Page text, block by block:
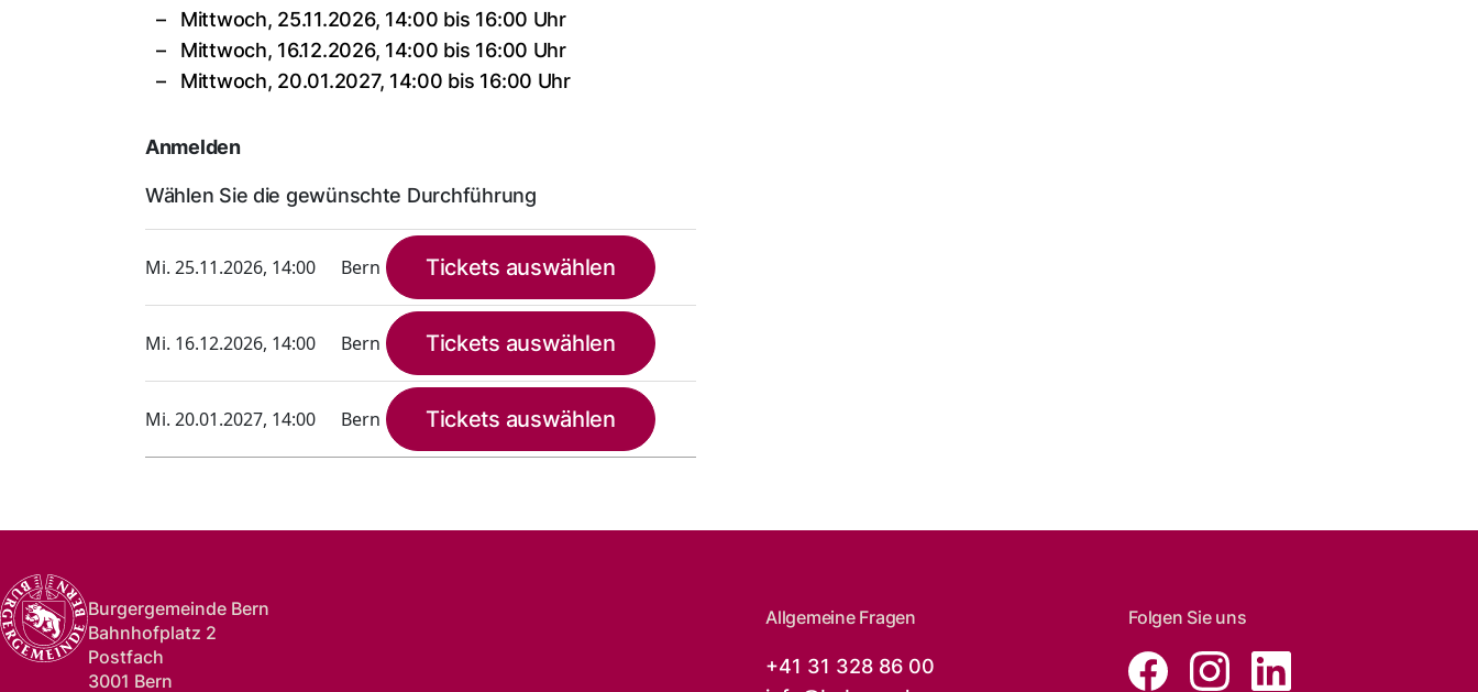
Mittwoch, 25.11.2026, 14:00 bis 16:00 Uhr
Mittwoch, 16.12.2026, 14:00 bis 16:00 Uhr
Mittwoch, 20.01.2027, 14:00 bis 16:00 Uhr
Anmelden
Wählen Sie die gewünschte Durchführung
Mi. 25.11.2026, 14:00 Bern Tickets auswählen
Mi. 16.12.2026, 14:00 Bern Tickets auswählen
Mi. 20.01.2027, 14:00 Bern Tickets auswählen
Burgergemeinde Bern
Bahnhofplatz 2
Postfach
3001 Bern
Allgemeine Fragen
+41 31 328 86 00
Folgen Sie uns